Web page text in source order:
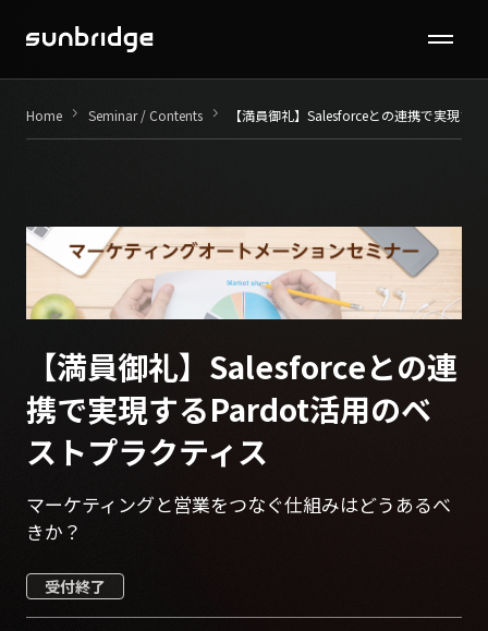
Seminar / Contents
Company
Recruit
Home keyboard_arrow_right Seminar / Contents keyboard_arrow_right 【満員御礼】Salesforceとの連携で実現す
【満員御礼】Salesforceとの連
携で実現するPardot活用のベ
ストプラクティス
マーケティングと営業をつなぐ仕組みはどうあるべ
きか？
受付終了